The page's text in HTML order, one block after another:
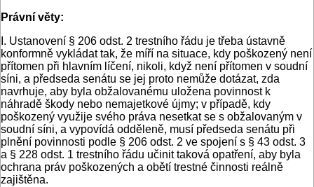
Právní věty:
I. Ustanovení § 206 odst. 2 trestního řádu je třeba ústavně
konformně vykládat tak, že míří na situace, kdy poškozený není
přítomen při hlavním líčení, nikoli, když není přítomen v soudní
síni, a předseda senátu se jej proto nemůže dotázat, zda
navrhuje, aby byla obžalovanému uložena povinnost k
náhradě škody nebo nemajetkové újmy; v případě, kdy
poškozený využije svého práva nesetkat se s obžalovaným v
soudní síni, a vypovídá odděleně, musí předseda senátu při
plnění povinnosti podle § 206 odst. 2 ve spojení s § 43 odst. 3
a § 228 odst. 1 trestního řádu učinit taková opatření, aby byla
ochrana práv poškozených a obětí trestné činnosti reálně
zajištěna.